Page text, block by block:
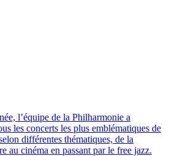
l’équipe de la Philharmonie a
les concerts les plus emblématiques de
différentes thématiques, de la
au cinéma en passant par le free jazz.